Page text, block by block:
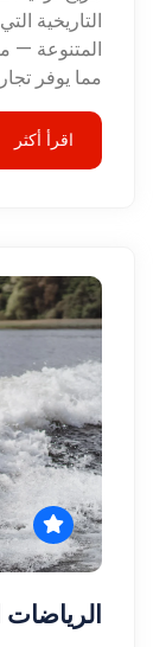
التاريخية
المتنوعة —
مما يوفر
اقرأ أكثر
الرياضات